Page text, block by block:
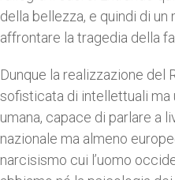
della bellezza, e quindi di
affrontare la tragedia della
Dunque la realizzazione del
sofisticata di intellettuali ma
umana, capace di parlare a
nazionale ma almeno
narcisismo cui l’uomo